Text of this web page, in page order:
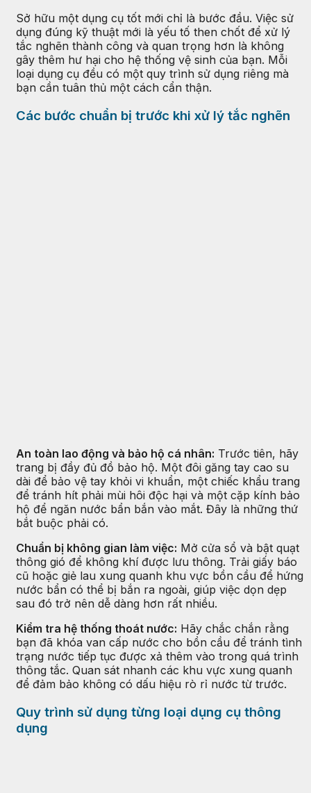
Sở hữu một dụng cụ tốt mới chỉ là bước đầu. Việc sử
dụng đúng kỹ thuật mới là yếu tố then chốt để xử lý
tắc nghẽn thành công và quan trọng hơn là không
gây thêm hư hại cho hệ thống vệ sinh của bạn. Mỗi
loại dụng cụ đều có một quy trình sử dụng riêng mà
bạn cần tuân thủ một cách cẩn thận.
Các bước chuẩn bị trước khi xử lý tắc nghẽn
An toàn lao động và bảo hộ cá nhân: Trước tiên, hãy
trang bị đầy đủ đồ bảo hộ. Một đôi găng tay cao su
dài để bảo vệ tay khỏi vi khuẩn, một chiếc khẩu trang
để tránh hít phải mùi hôi độc hại và một cặp kính bảo
hộ để ngăn nước bẩn bắn vào mắt. Đây là những thứ
bắt buộc phải có.
Chuẩn bị không gian làm việc: Mở cửa sổ và bật quạt
thông gió để không khí được lưu thông. Trải giấy báo
cũ hoặc giẻ lau xung quanh khu vực bồn cầu để hứng
nước bẩn có thể bị bắn ra ngoài, giúp việc dọn dẹp
sau đó trở nên dễ dàng hơn rất nhiều.
Kiểm tra hệ thống thoát nước: Hãy chắc chắn rằng
bạn đã khóa van cấp nước cho bồn cầu để tránh tình
trạng nước tiếp tục được xả thêm vào trong quá trình
thông tắc. Quan sát nhanh các khu vực xung quanh
để đảm bảo không có dấu hiệu rò rỉ nước từ trước.
Quy trình sử dụng từng loại dụng cụ thông
dụng